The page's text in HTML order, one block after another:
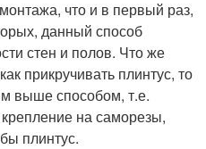
что и в первый раз,
данный способ
стен и полов. Что же
прикручивать плинтус, то
выше способом, т.е.
на саморезы,
плинтус.